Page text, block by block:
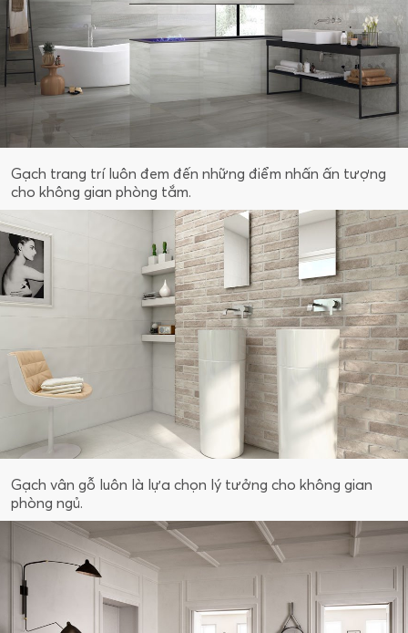
Gạch trang trí luôn đem đến những điểm nhấn ấn tượng
cho không gian phòng tắm.
Gạch vân gỗ luôn là lựa chọn lý tưởng cho không gian
phòng ngủ.